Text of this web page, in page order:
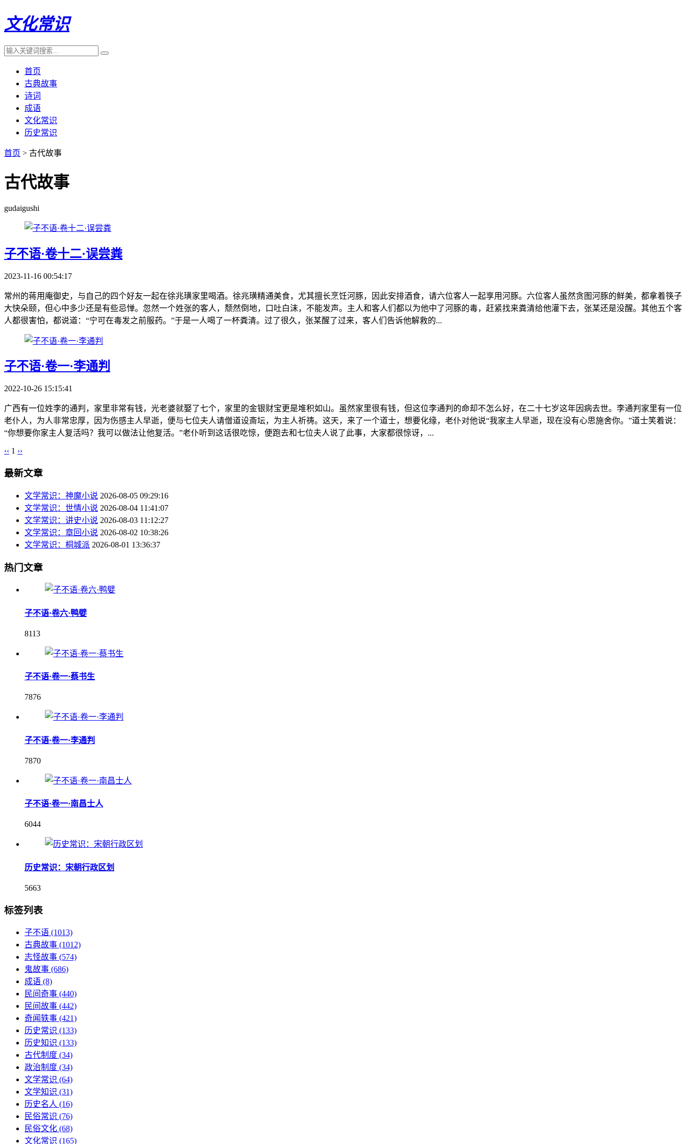
文化常识
首页
古典故事
诗词
成语
文化常识
历史常识
首页 > 古代故事
古代故事
gudaigushi
子不语·卷十二·误尝粪
2023-11-16 00:54:17
常州的蒋用庵御史，与自己的四个好友一起在徐兆璜家里喝酒。徐兆璜精通美食，尤其擅长烹饪河豚，因此安排酒食，请六位客人一起享用河豚。六位客人虽然贪图河豚的鲜美，都拿着筷子
大快朵颐，但心中多少还是有些忌惮。忽然一个姓张的客人，颓然倒地，口吐白沫，不能发声。主人和客人们都以为他中了河豚的毒，赶紧找来粪清给他灌下去，张某还是没醒。其他五个客
人都很害怕，都说道：“宁可在毒发之前服药。”于是一人喝了一杯粪清。过了很久，张某醒了过来，客人们告诉他解救的...
子不语·卷一·李通判
2022-10-26 15:15:41
广西有一位姓李的通判，家里非常有钱，光老婆就娶了七个，家里的金银财宝更是堆积如山。虽然家里很有钱，但这位李通判的命却不怎么好，在二十七岁这年因病去世。李通判家里有一位
老仆人，为人非常忠厚，因为伤感主人早逝，便与七位夫人请僧道设斎坛，为主人祈祷。这天，来了一个道士，想要化缘，老仆对他说“我家主人早逝，现在没有心思施舍你。”道士笑着说：
“你想要你家主人复活吗？我可以做法让他复活。”老仆听到这话很吃惊，便跑去和七位夫人说了此事，大家都很惊讶，...
‹‹ 1 ››
最新文章
文学常识：神魔小说 2026-08-05 09:29:16
文学常识：世情小说 2026-08-04 11:41:07
文学常识：讲史小说 2026-08-03 11:12:27
文学常识：章回小说 2026-08-02 10:38:26
文学常识：桐城派 2026-08-01 13:36:37
热门文章
子不语·卷六·鸭嬖
8113
子不语·卷一·蔡书生
7876
子不语·卷一·李通判
7870
子不语·卷一·南昌士人
6044
历史常识：宋朝行政区划
5663
标签列表
子不语 (1013)
古典故事 (1012)
志怪故事 (574)
鬼故事 (686)
成语 (8)
民间奇事 (440)
民间故事 (442)
奇闻轶事 (421)
历史常识 (133)
历史知识 (133)
古代制度 (34)
政治制度 (34)
文学常识 (64)
文学知识 (31)
历史名人 (16)
民俗常识 (76)
民俗文化 (68)
文化常识 (165)